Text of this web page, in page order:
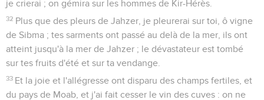
je crierai ; on gémira sur les hommes de Kir-Hérès.
32 Plus que des pleurs de Jahzer, je pleurerai sur toi, ô vigne
de Sibma ; tes sarments ont passé au delà de la mer, ils ont
atteint jusqu'à la mer de Jahzer ; le dévastateur est tombé
sur tes fruits d'été et sur ta vendange.
33 Et la joie et l'allégresse ont disparu des champs fertiles, et
du pays de Moab, et j'ai fait cesser le vin des cuves : on ne